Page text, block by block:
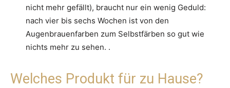
nicht mehr gefällt), braucht nur ein wenig Geduld:
nach vier bis sechs Wochen ist von den
Augenbrauenfarben zum Selbstfärben so gut wie
nichts mehr zu sehen. .
Welches Produkt für zu Hause?